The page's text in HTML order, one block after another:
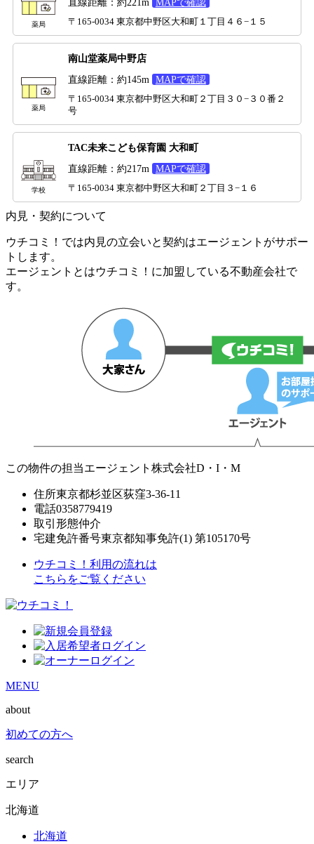
薬局 〒165-0034 東京都中野区大和町１丁目４６−１５
薬局
南山堂薬局中野店
直線距離：約145m
MAPで確認
〒165-0034 東京都中野区大和町２丁目３０−３０番２
号
学校
TAC未来こども保育園 大和町
直線距離：約217m
MAPで確認
〒165-0034 東京都中野区大和町２丁目３−１６
内見・契約について
ウチコミ！では内見の立会いと契約はエージェントがサポー
トします。
エージェントとはウチコミ！に加盟している不動産会社で
す。
この物件の担当エージェント 株式会社D・I・M
住所東京都杉並区荻窪3-36-11
電話0358779419
取引形態仲介
宅建免許番号東京都知事免許(1) 第105170号
ウチコミ！利用の流れは
こちらをご覧ください
MENU
about
初めての方へ
search
エリア
北海道
北海道